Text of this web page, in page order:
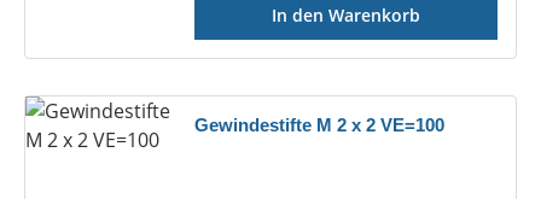
In den Warenkorb
Gewindestifte M 2 x 2 VE=100